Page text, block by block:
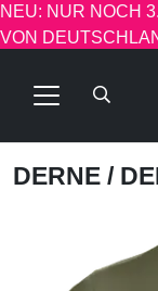
NEU: NUR NOCH
VON
DERNE /